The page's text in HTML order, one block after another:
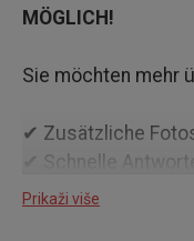
MÖGLICH!
Sie möchten mehr
✔ Zusätzliche
✔ Schnelle
Minuten
Prikaži više